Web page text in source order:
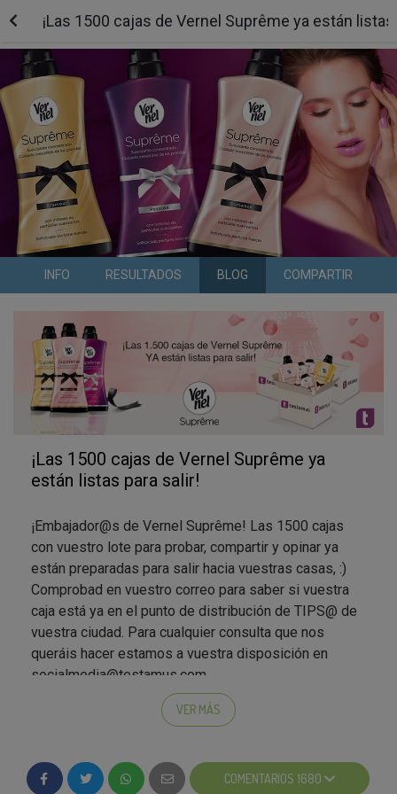
¡Las 1500 cajas de Vernel Suprême ya están
INFO RESULTADOS BLOG COMPARTIR
¡Las 1500 cajas de Vernel Suprême ya
están listas para salir!
¡Embajador@s de Vernel Suprême! Las 1500 cajas
con vuestro lote para probar, compartir y opinar ya
están preparadas para salir hacia vuestras casas, :)
Comprobad en vuestro correo para saber si vuestra
caja está ya en el punto de distribución de TIPS@ de
vuestra ciudad. Para cualquier consulta que nos
queráis hacer estamos a vuestra disposición en
socialmedia@testamus.com
En vuestro pack recibiréis:
1 Vernel Suprême Glamour 600 ml. para ti
10 muestras de Vernel Suprême Romance 40
VER MÁS
COMENTARIOS 1680